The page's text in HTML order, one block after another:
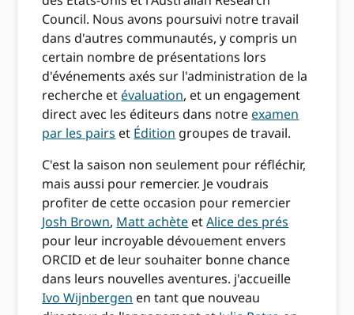
Council. Nous avons poursuivi notre travail
dans d'autres communautés, y compris un
certain nombre de présentations lors
d'événements axés sur l'administration de la
recherche etévaluation, et un engagement
direct avec les éditeurs dans notreexamen
par les pairs et Édition groupes de travail.
C'est la saison non seulement pour réfléchir,
mais aussi pour remercier. Je voudrais
profiter de cette occasion pour remercier
Josh Brown, Matt achète etAlice des prés
pour leur incroyable dévouement envers
ORCID et de leur souhaiter bonne chance
dans leurs nouvelles aventures. j'accueille
Ivo Wijnbergen en tant que nouveau